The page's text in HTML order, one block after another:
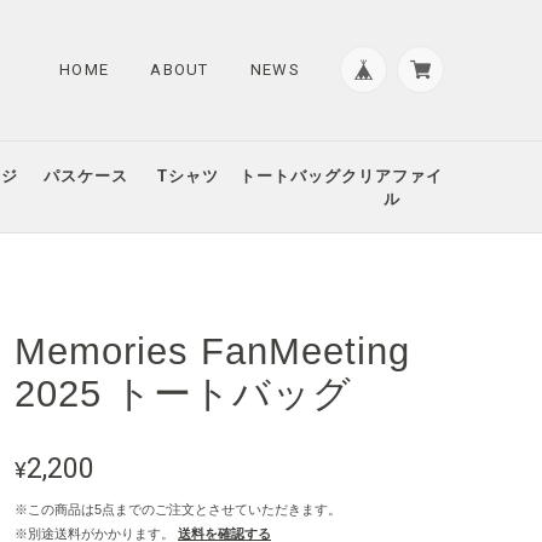
HOME ABOUT NEWS
パスケース Tシャツ トートバッグクリアファイ
ル
Memories FanMeeting
2025 トートバッグ
¥2,200
※この商品は5点までのご注文とさせていただきます。
※別途送料がかかります。
送料を確認する